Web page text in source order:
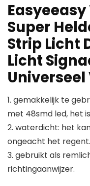
Super
Strip Licht
Licht
1. gemakkelijk te
met 48smd led, het
2. waterdicht: het
ongeacht het regent.
3. gebruikt als
richtingaanwijzer.